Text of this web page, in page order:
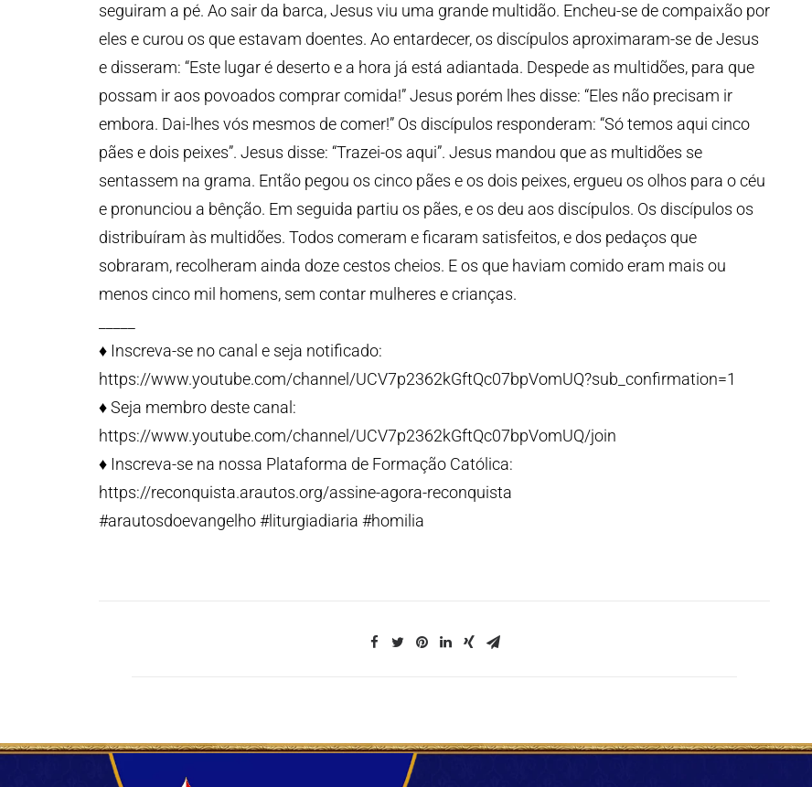
seguiram a pé. Ao sair da barca, Jesus viu uma grande multidão. Encheu-se de compaixão por
eles e curou os que estavam doentes. Ao entardecer, os discípulos aproximaram-se de Jesus
e disseram: “Este lugar é deserto e a hora já está adiantada. Despede as multidões, para que
possam ir aos povoados comprar comida!” Jesus porém lhes disse: “Eles não precisam ir
embora. Dai-lhes vós mesmos de comer!” Os discípulos responderam: “Só temos aqui cinco
pães e dois peixes”. Jesus disse: “Trazei-os aqui”. Jesus mandou que as multidões se
sentassem na grama. Então pegou os cinco pães e os dois peixes, ergueu os olhos para o céu
e pronunciou a bênção. Em seguida partiu os pães, e os deu aos discípulos. Os discípulos os
distribuíram às multidões. Todos comeram e ficaram satisfeitos, e dos pedaços que
sobraram, recolheram ainda doze cestos cheios. E os que haviam comido eram mais ou
menos cinco mil homens, sem contar mulheres e crianças.
♦️ Inscreva-se no canal e seja notificado:
https://www.youtube.com/channel/UCV7p2362kGftQc07bpVomUQ?sub_confirmation=1
♦️ Seja membro deste canal:
https://www.youtube.com/channel/UCV7p2362kGftQc07bpVomUQ/join
♦️ Inscreva-se na nossa Plataforma de Formação Católica:
https://reconquista.arautos.org/assine-agora-reconquista
#arautosdoevangelho #liturgiadiaria #homilia